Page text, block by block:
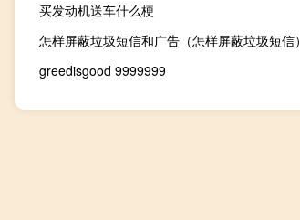
买发动机送车什么梗
怎样屏蔽垃圾短信和广告（怎样屏蔽垃圾短信）
greedisgood 9999999